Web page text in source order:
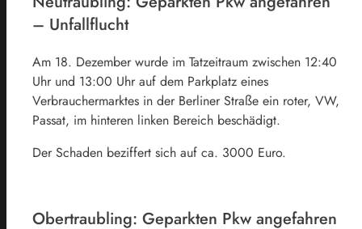
– Unfallflucht
Am 18. Dezember wurde im Tatzeitraum zwischen 12:40
Uhr und 13:00 Uhr auf dem Parkplatz eines
Verbrauchermarktes in der Berliner Straße ein roter, VW,
Passat, im hinteren linken Bereich beschädigt.
Der Schaden beziffert sich auf ca. 3000 Euro.
Obertraubling: Geparkten Pkw angefahren